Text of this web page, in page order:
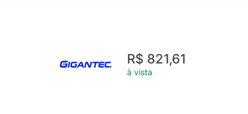
R$ 821,61
à vista